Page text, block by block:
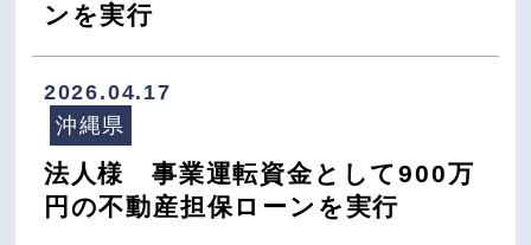
ンを実行
2026.04.17
沖縄県
法人様 事業運転資金として900万
円の不動産担保ローンを実行